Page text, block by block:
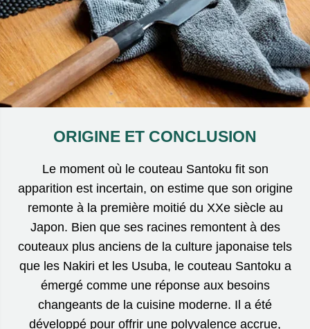
ORIGINE ET CONCLUSION
Le moment où le couteau Santoku fit son
apparition est incertain, on estime que son origine
remonte à la première moitié du XXe siècle au
Japon. Bien que ses racines remontent à des
couteaux plus anciens de la culture japonaise tels
que les Nakiri et les Usuba, le couteau Santoku a
émergé comme une réponse aux besoins
changeants de la cuisine moderne. Il a été
développé pour offrir une polyvalence accrue,